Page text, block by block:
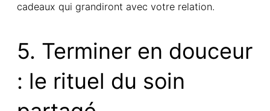
cadeaux qui grandiront avec votre relation.
5. Terminer en douceur
: le rituel du soin